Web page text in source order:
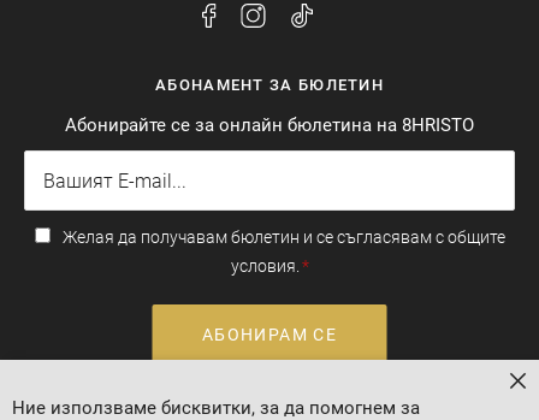
АБОНАМЕНТ ЗА БЮЛЕТИН
Абонирайте се за онлайн бюлетина на 8HRISTO
Желая да получавам бюлетин и се съгласявам с общите
условия.
АБОНИРАМ СЕ
Ние използваме бисквитки, за да помогнем за